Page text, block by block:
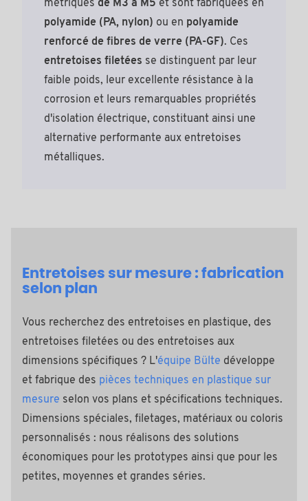
métriques de M3 à M5 et sont fabriquées en
polyamide (PA, nylon) ou en polyamide
renforcé de fibres de verre (PA-GF). Ces
entretoises filetées se distinguent par leur
faible poids, leur excellente résistance à la
corrosion et leurs remarquables propriétés
d'isolation électrique, constituant ainsi une
alternative performante aux entretoises
métalliques.
Entretoises sur mesure : fabrication
selon plan
Vous recherchez des entretoises en plastique, des
entretoises filetées ou des entretoises aux
dimensions spécifiques ? L'équipe Bülte développe
et fabrique des pièces techniques en plastique sur
mesure selon vos plans et spécifications techniques.
Dimensions spéciales, filetages, matériaux ou coloris
personnalisés : nous réalisons des solutions
économiques pour les prototypes ainsi que pour les
petites, moyennes et grandes séries.